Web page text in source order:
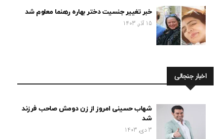
خبر تغییر جنسیت دختر بهاره رهنما معلوم شد
15 آذر, 1403
اخبار جنجالی
شهاب حسینی امروز از زن دومش صاحب فرزند
شد
3 دی, 1403